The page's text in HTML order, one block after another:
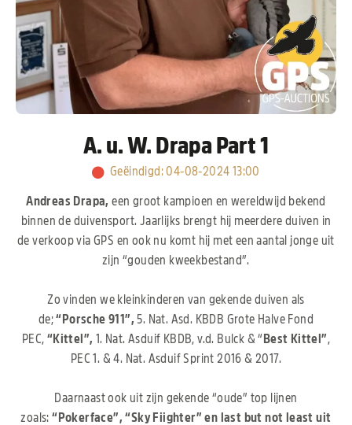
A. u. W. Drapa Part 1
Geëindigd :04-08-2024 13:00
Andreas Drapa, een groot kampioen en wereldwijd bekend
binnen de duivensport. Jaarlijks brengt hij meerdere duiven in
de verkoop via GPS en ook nu komt hij met een aantal jonge uit
zijn “gouden kweekbestand”.
Zo vinden we kleinkinderen van gekende duiven als
de;“Porsche 911”, 5. Nat. Asd. KBDB Grote Halve Fond
PEC, “Kittel”, 1. Nat. Asduif KBDB, v.d. Bulck & “ Best Kittel”,
PEC 1. & 4. Nat. Asduif Sprint 2016 & 2017.
Daarnaast ook uit zijn gekende “oude” top lijnen
zoals:“Pokerface”, “Sky Fiighter” en last but not least uit